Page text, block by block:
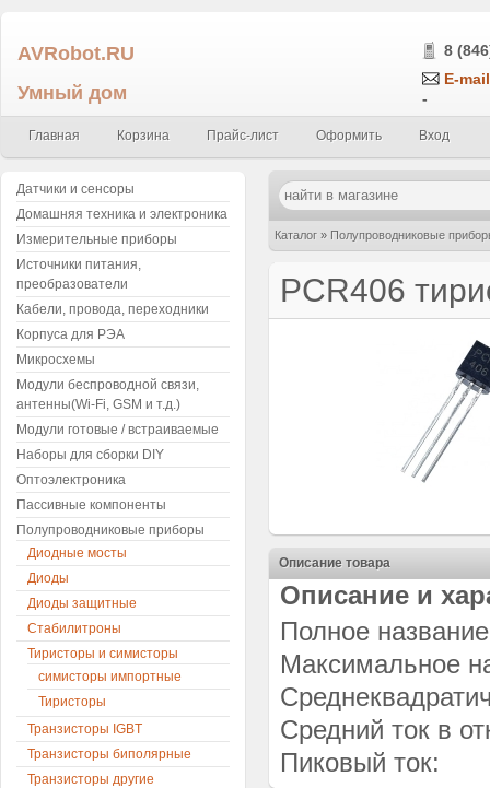
AVRobot.RU
Умный дом
8
E-
-
Главная Корзина Прайс-лист Оформить Вход
Каталог » Полупроводниковые
PCR406
Описание товара
Описание и
Полное
Максимальное
Средний ток в
Пиковый
Датчики и сенсоры
Домашняя техника и электроника
Измерительные приборы
Источники питания,
преобразователи
Кабели, провода, переходники
Корпуса для РЭА
Микросхемы
Модули беспроводной связи,
антенны(Wi-Fi, GSM и т.д.)
Модули готовые / встраиваемые
Наборы для сборки DIY
Оптоэлектроника
Пассивные компоненты
Полупроводниковые приборы
Диодные мосты
Диоды
Диоды защитные
Стабилитроны
Тиристоры и симисторы
симисторы импортные
Тиристоры
Транзисторы IGBT
Транзисторы биполярные
Транзисторы другие